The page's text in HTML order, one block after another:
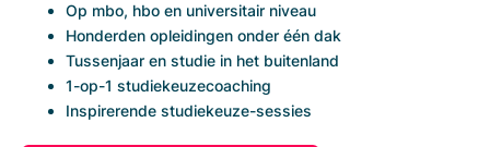
Op mbo, hbo en universitair niveau
Honderden opleidingen onder één dak
Tussenjaar en studie in het buitenland
1-op-1 studiekeuzecoaching
Inspirerende studiekeuze-sessies